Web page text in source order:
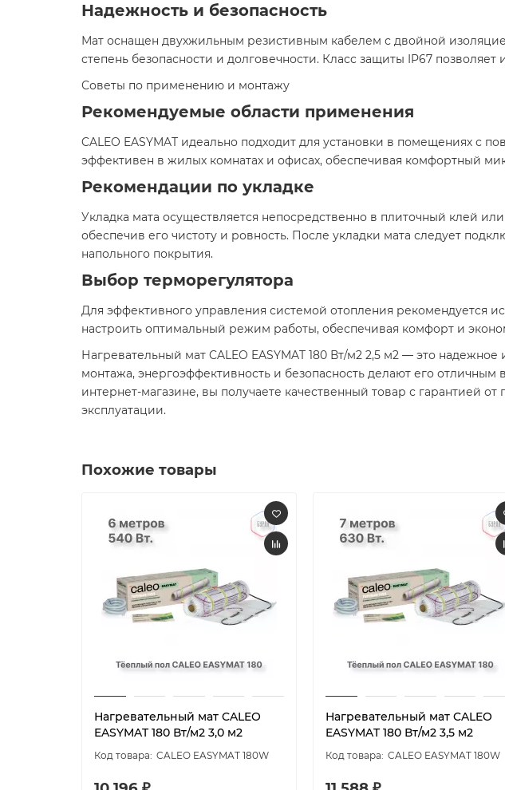
Надежность и безопасность
Мат оснащен двухжильным резистивным кабелем с двойной
степень безопасности и долговечности. Класс защиты IP67
Советы по применению и монтажу
Рекомендуемые области применения
CALEO EASYMAT идеально подходит для установки в помещениях с
эффективен в жилых комнатах и офисах, обеспечивая комфортный
Рекомендации по укладке
Укладка мата осуществляется непосредственно в плиточный клей
обеспечив его чистоту и ровность. После укладки мата следует
напольного покрытия.​
Выбор терморегулятора
Для эффективного управления системой отопления рекомендуется
настроить оптимальный режим работы, обеспечивая комфорт и
Нагревательный мат CALEO EASYMAT 180 Вт/м2 2,5 м2 — это
монтажа, энергоэффективность и безопасность делают его
интернет-магазине, вы получаете качественный товар с гарантией
эксплуатации.​
Похожие товары
Нагревательный мат CALEO
EASYMAT 180 Вт/м2 3,0 м2
CALEO EASYMAT 180W
Нагревательный мат CALEO
EASYMAT 180 Вт/м2 3,5 м2
CALEO EASYMAT 180W